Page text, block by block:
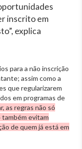
inscrito em
explica
para a não inscrição
assim como a
que regularizarem
em programas de
as regras não só
também evitam
de quem já está em